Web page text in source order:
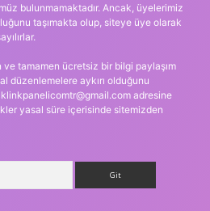
bulunmamaktadır. Ancak, üyelerimiz
taşımakta olup, siteye üye olarak
ve tamamen ücretsiz bir bilgi paylaşım
düzenlemelere aykırı olduğunu
adresine
yasal süre içerisinde sitemizden